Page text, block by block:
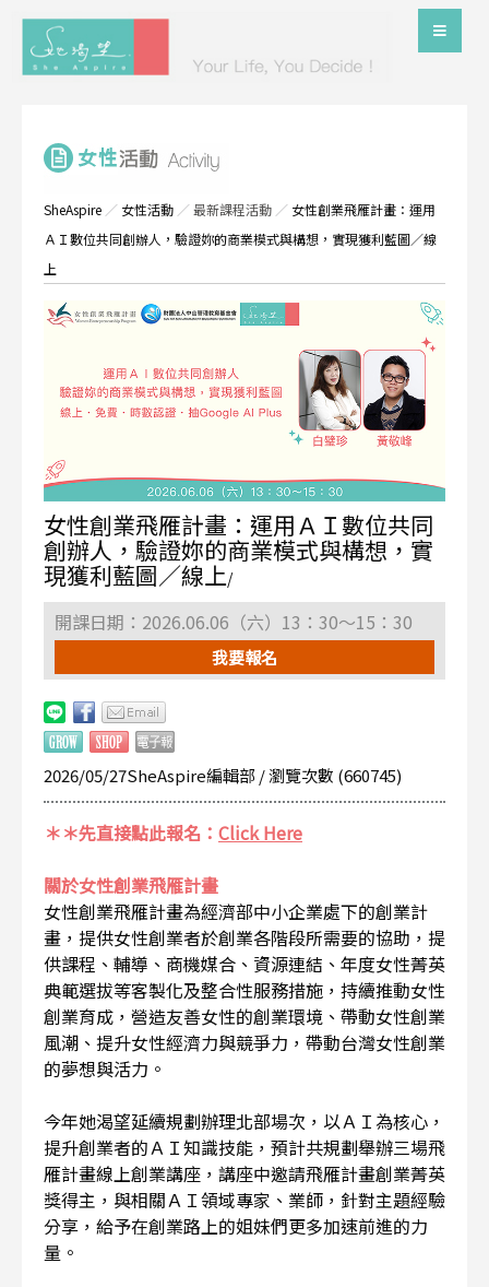
SheAspire ／ 女性活動 ／最新課程活動 ／ 女性創業飛雁計畫：運用
ＡＩ數位共同創辦人，驗證妳的商業模式與構想，實現獲利藍圖／線
上
女性創業飛雁計畫：運用ＡＩ數位共同
創辦人，驗證妳的商業模式與構想，實
現獲利藍圖／線上/
開課日期：2026.06.06（六）13：30～15：30
我要報名
2026/05/27SheAspire編輯部 / 瀏覽次數 (660745)
＊＊先直接點此報名： Click Here
關於女性創業飛雁計畫
女性創業飛雁計畫為經濟部中小企業處下的創業計
畫，提供女性創業者於創業各階段所需要的協助，提
供課程、輔導、商機媒合、資源連結、年度女性菁英
典範選拔等客製化及整合性服務措施，持續推動女性
創業育成，營造友善女性的創業環境、帶動女性創業
風潮、提升女性經濟力與競爭力，帶動台灣女性創業
的夢想與活力。
今年她渴望延續規劃辦理北部場次，以ＡＩ為核心，
提升創業者的ＡＩ知識技能，預計共規劃舉辦三場飛
雁計畫線上創業講座，講座中邀請飛雁計畫創業菁英
獎得主，與相關ＡＩ領域專家、業師，針對主題經驗
分享，給予在創業路上的姐妹們更多加速前進的力
量。